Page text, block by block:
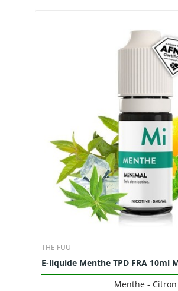
THE FUU
E-liquide Menthe TPD FRA 10ml
Menthe - Citron